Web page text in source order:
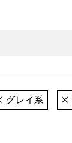
グレイ系